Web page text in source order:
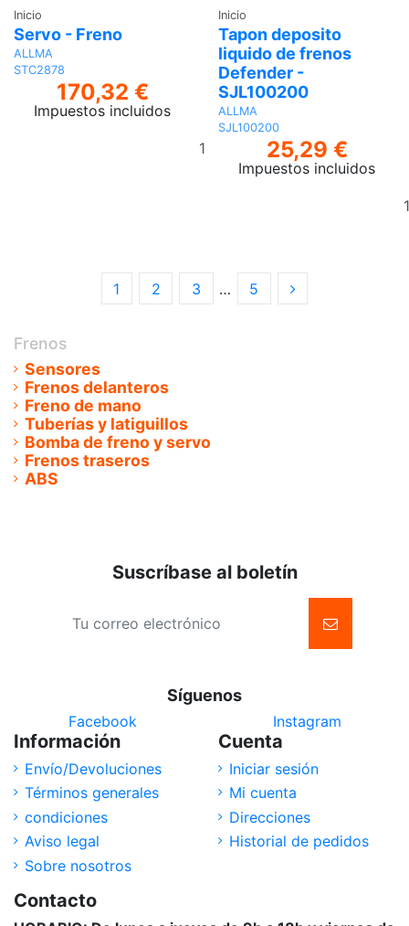
Inicio
Servo - Freno
ALLMA
STC2878
170,32 €
Impuestos incluidos
Añadir
carrito
Inicio
Tapon deposito
liquido de frenos
Defender -
SJL100200
ALLMA
SJL100200
25,29 €
Impuestos incluidos
1 2 3 … 5
Frenos
Sensores
Frenos delanteros
Freno de mano
Tuberías y latiguillos
Bomba de freno y servo
Frenos traseros
ABS
Suscríbase al boletín
Síguenos
Facebook Instagram
Información
Envío/Devoluciones
Términos generales
condiciones
Aviso legal
Sobre nosotros
Cuenta
Iniciar sesión
Mi cuenta
Direcciones
Historial de pedidos
Contacto